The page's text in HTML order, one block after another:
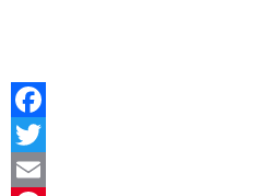
Facebook
Twitter